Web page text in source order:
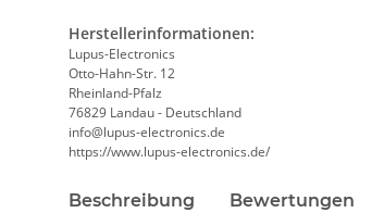
Herstellerinformationen:
Lupus-Electronics
Otto-Hahn-Str. 12
Rheinland-Pfalz
76829 Landau - Deutschland
info@lupus-electronics.de
https://www.lupus-electronics.de/
Beschreibung Bewertungen